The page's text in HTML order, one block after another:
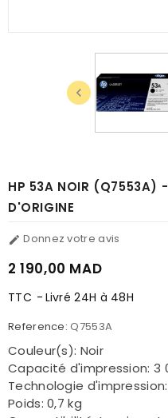

HP 53A NOIR (Q7553A) -
D'ORIGINE
 Donnez votre avis
2 190,00 MAD
TTC Livré 24H à 48H
Reference: Q7553A
Couleur(s): Noir
Capacité d'impression: 3
Technologie
Poids: 0,7 kg